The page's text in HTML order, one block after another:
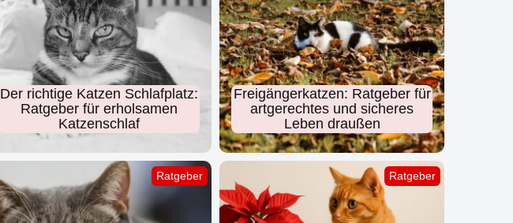
Der richtige Katzen Schlafplatz:
Ratgeber für erholsamen
Katzenschlaf
Freigängerkatzen: Ratgeber für
artgerechtes und sicheres
Leben draußen
Ratgeber Ratgeber